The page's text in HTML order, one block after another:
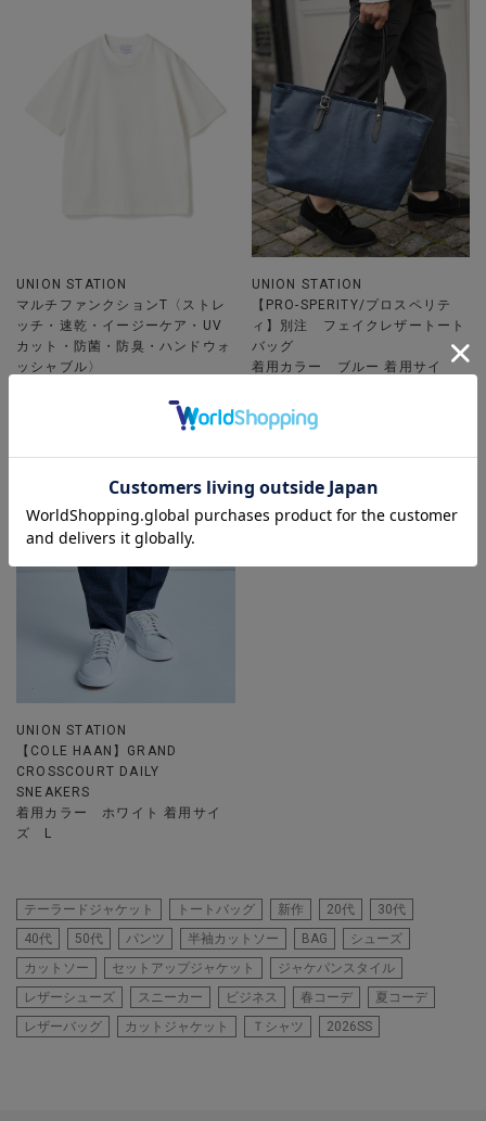
UNION STATION
マルチファンクションT〈ストレ
ッチ・速乾・イージーケア・UV
カット・防菌・防臭・ハンドウォ
ッシャブル〉
UNION STATION
【PRO-SPERITY/プロスペリテ
ィ】別注 フェイクレザートート
バッグ
着用カラー ブルー 着用サイ
UNION STATION
【COLE HAAN】GRAND
CROSSCOURT DAILY
SNEAKERS
着用カラー ホワイト 着用サイ
ズ L
テーラードジャケット トートバッグ 新作 20代
30代
40代
50代 パンツ 半袖カットソー BAG
シューズ
カットソー
セットアップジャケット
ジャケパンスタイル
レザーシューズ
スニーカー ビジネス 春コーデ
夏コーデ
レザーバッグ
カットジャケット Ｔシャツ 2026SS